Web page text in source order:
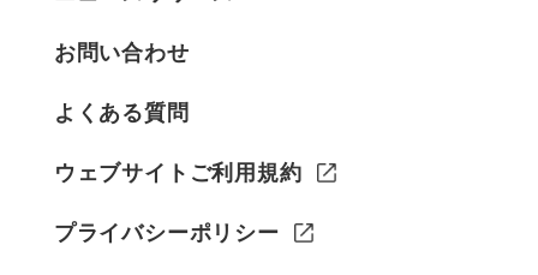
お問い合わせ
よくある質問
ウェブサイトご利用規約
プライバシーポリシー